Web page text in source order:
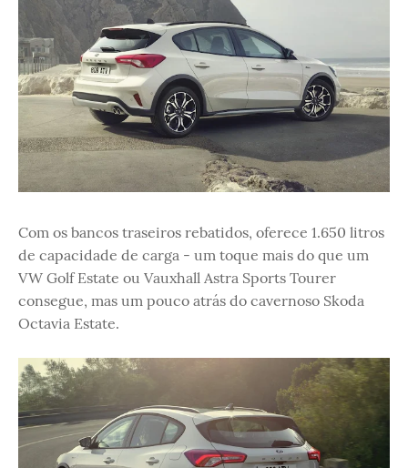
Com os bancos traseiros rebatidos, oferece 1.650 litros
de capacidade de carga - um toque mais do que um
VW Golf Estate ou Vauxhall Astra Sports Tourer
consegue, mas um pouco atrás do cavernoso Skoda
Octavia Estate.